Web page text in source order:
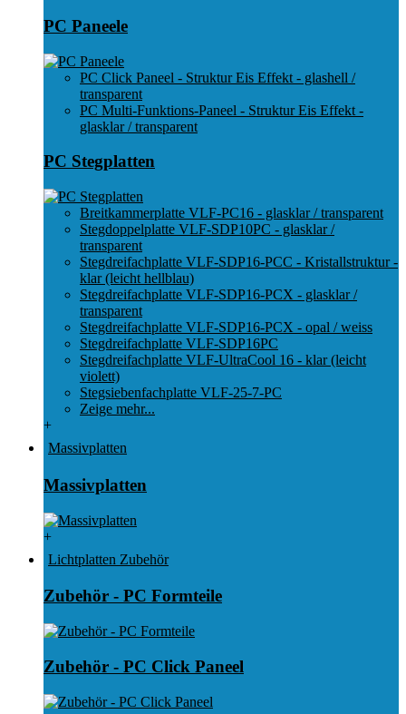
PC Paneele
PC Click Paneel - Struktur Eis Effekt - glashell /
transparent
PC Multi-Funktions-Paneel - Struktur Eis Effekt -
glasklar / transparent
PC Stegplatten
Breitkammerplatte VLF-PC16 - glasklar / transparent
Stegdoppelplatte VLF-SDP10PC - glasklar /
transparent
Stegdreifachplatte VLF-SDP16-PCC - Kristallstruktur -
klar (leicht hellblau)
Stegdreifachplatte VLF-SDP16-PCX - glasklar /
transparent
Stegdreifachplatte VLF-SDP16-PCX - opal / weiss
Stegdreifachplatte VLF-SDP16PC
Stegdreifachplatte VLF-UltraCool 16 - klar (leicht
violett)
Stegsiebenfachplatte VLF-25-7-PC
Zeige mehr...
+
Massivplatten
Massivplatten
+
Lichtplatten Zubehör
Zubehör - PC Formteile
Zubehör - PC Click Paneel